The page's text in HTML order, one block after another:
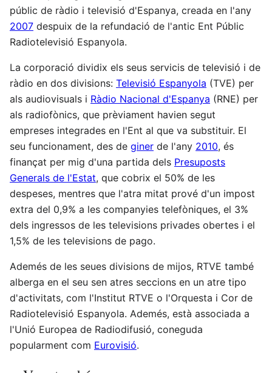
públic de ràdio i televisió d'Espanya, creada en l'any
2007 despuix de la refundació de l'antic Ent Públic
Radiotelevisió Espanyola.
La corporació dividix els seus servicis de televisió i de
ràdio en dos divisions: Televisió Espanyola (TVE) per
als audiovisuals i Ràdio Nacional d'Espanya (RNE) per
als radiofònics, que prèviament havien segut
empreses integrades en l'Ent al que va substituir. El
seu funcionament, des de giner de l'any 2010, és
finançat per mig d'una partida dels Presuposts
Generals de l'Estat, que cobrix el 50% de les
despeses, mentres que l'atra mitat prové d'un impost
extra del 0,9% a les companyies telefòniques, el 3%
dels ingressos de les televisions privades obertes i el
1,5% de les televisions de pago.​
Ademés de les seues divisions de mijos, RTVE també
alberga en el seu sen atres seccions en un atre tipo
d'activitats, com l'Institut RTVE o l'Orquesta i Cor de
Radiotelevisió Espanyola. Ademés, està associada a
l'Unió Europea de Radiodifusió, coneguda
popularment com Eurovisió.